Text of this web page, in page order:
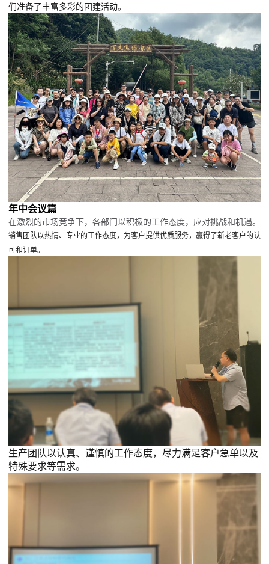
们准备了丰富多彩的团建活动。
年中会议篇
在激烈的市场竞争下，各部门以积极的工作态度，应对挑战和机遇。
销售团队以热情、专业的工作态度，为客户提供优质服务，赢得了新老客户的认
可和订单。
生产团队以认真、谨慎的工作态度，尽力满足客户急单以及
特殊要求等需求。